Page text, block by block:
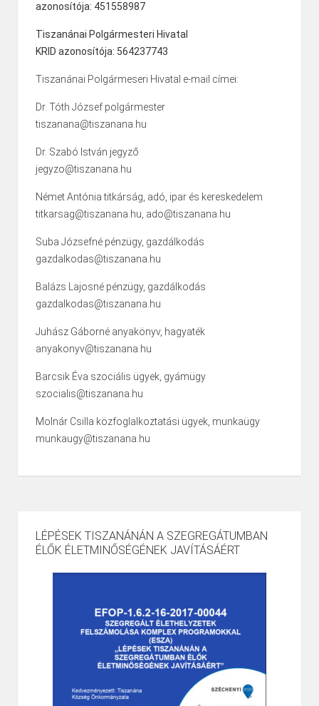
azonosítója: 451558987
Tiszanánai Polgármesteri Hivatal
KRID azonosítója: 564237743
Tiszanánai Polgármeseri Hivatal e-mail címei:
Dr. Tóth József polgármester
tiszanana@tiszanana.hu
Dr. Szabó István jegyző
jegyzo@tiszanana.hu
Német Antónia titkárság, adó, ipar és kereskedelem
titkarsag@tiszanana.hu, ado@tiszanana.hu
Suba Józsefné pénzügy, gazdálkodás
gazdalkodas@tiszanana.hu
Balázs Lajosné pénzügy, gazdálkodás
gazdalkodas@tiszanana.hu
Juhász Gáborné anyakönyv, hagyaték
anyakonyv@tiszanana.hu
Barcsik Éva szociális ügyek, gyámügy
szocialis@tiszanana.hu
Molnár Csilla közfoglalkoztatási ügyek, munkaügy
munkaugy@tiszanana.hu
LÉPÉSEK TISZANÁNÁN A SZEGREGÁTUMBAN
ÉLŐK ÉLETMINŐSÉGÉNEK JAVÍTÁSÁÉRT